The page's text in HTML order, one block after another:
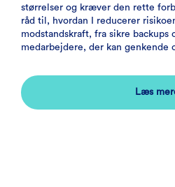
størrelser og kræver den rette
råd til, hvordan I reducerer
modstandskraft, fra sikre backups
medarbejdere, der kan genkende
Læs